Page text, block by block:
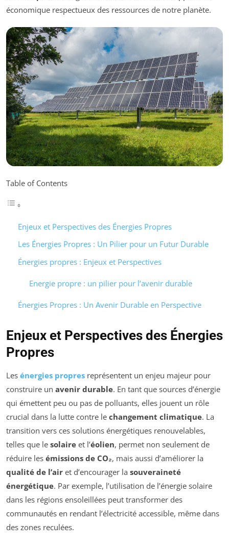
économique respectueux des ressources de notre planète.
Table of Contents
Enjeux et Perspectives des Énergies Propres
Les Énergies Propres : Un Pilier pour un Futur Durable
Énergies propres : Enjeux et Perspectives
Energie propre : un pilier pour l’avenir durable
Énergies Propres : Un Avenir Durable en Perspective
Enjeux et Perspectives des Énergies
Propres
Les énergies propres représentent un enjeu majeur pour
construire un avenir durable. En tant que sources d’énergie
qui émettent peu ou pas de polluants, elles jouent un rôle
crucial dans la lutte contre le changement climatique. La
transition vers ces solutions énergétiques renouvelables,
telles que le solaire et l’éolien, permet non seulement de
réduire les émissions de CO₂, mais aussi d’améliorer la
qualité de l’air et d’encourager la souveraineté
énergétique. Par exemple, l’utilisation de l’énergie solaire
dans les régions ensoleillées peut transformer des
communautés en rendant l’électricité accessible, même dans
des zones reculées.